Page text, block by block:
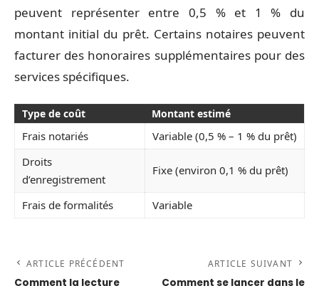
peuvent représenter entre 0,5 % et 1 % du
montant initial du prêt. Certains notaires peuvent
facturer des honoraires supplémentaires pour des
services spécifiques.
Type de coût Montant estimé
Frais notariés
Variable (0,5 % – 1 % du prêt)
Droits
d’enregistrement
Fixe (environ 0,1 % du prêt)
Frais de formalités Variable
ARTICLE PRÉCÉDENT
Comment la lecture
ARTICLE SUIVANT
Comment se lancer dans le